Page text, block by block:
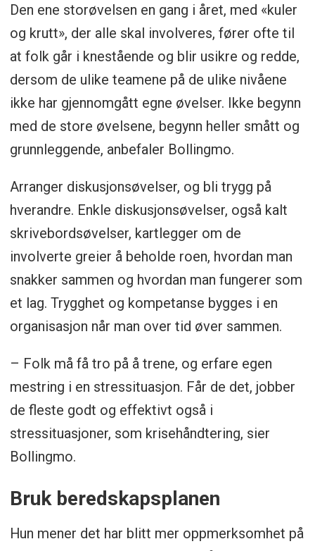
Metodikk
Logg
Visuelle fremstillinger
Trening og øvelser i metodikk for
krisehåndtering bidrar til:
Bedre evne til å jobbe systematisk på tvers
at ulike scenarier og situasjoner. Dette
skaper teamforståelse og åpenhet
(dersom man begynner i det små og bygger
mestring og kompetanse på en trygg måte)
Større bevissthet rundt
kommunikasjonsform, og effekten det har i
teamet.
Kilde: Psykolog og Dr. Psychol Guri
Bollingmo
Den ene storøvelsen en gang i året, med «kuler
og krutt», der alle skal involveres, fører ofte til
at folk går i knestående og blir usikre og redde,
dersom de ulike teamene på de ulike nivåene
ikke har gjennomgått egne øvelser. Ikke begynn
med de store øvelsene, begynn heller smått og
grunnleggende, anbefaler Bollingmo.
Arranger diskusjonsøvelser, og bli trygg på
hverandre. Enkle diskusjonsøvelser, også kalt
skrivebordsøvelser, kartlegger om de
involverte greier å beholde roen, hvordan man
snakker sammen og hvordan man fungerer som
et lag. Trygghet og kompetanse bygges i en
organisasjon når man over tid øver sammen.
– Folk må få tro på å trene, og erfare egen
mestring i en stressituasjon. Får de det, jobber
de fleste godt og effektivt også i
stressituasjoner, som krisehåndtering, sier
Bollingmo.
Bruk beredskapsplanen
Hun mener det har blitt mer oppmerksomhet på